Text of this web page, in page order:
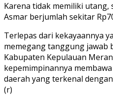
Karena tidak memiliki
Asmar berjumlah sekitar
Terlepas dari kekayaannya
memegang tanggung jawab
Kabupaten Kepulauan
kepemimpinannya
daerah yang terkenal
(r)